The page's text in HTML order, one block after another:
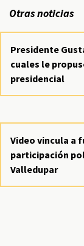
Otras noticias
Presidente
cuales le
presidencial
Video vincula a
participación
Valledupar